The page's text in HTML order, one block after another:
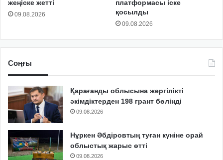
жеңіске жетті
09.08.2026
платформасы іске
қосылды
09.08.2026
Соңғы
Қарағанды облысына жергілікті
әкімдіктерден 198 грант бөлінді
09.08.2026
Нұркен Әбдіровтың туған күніне орай
облыстық жарыс өтті
09.08.2026